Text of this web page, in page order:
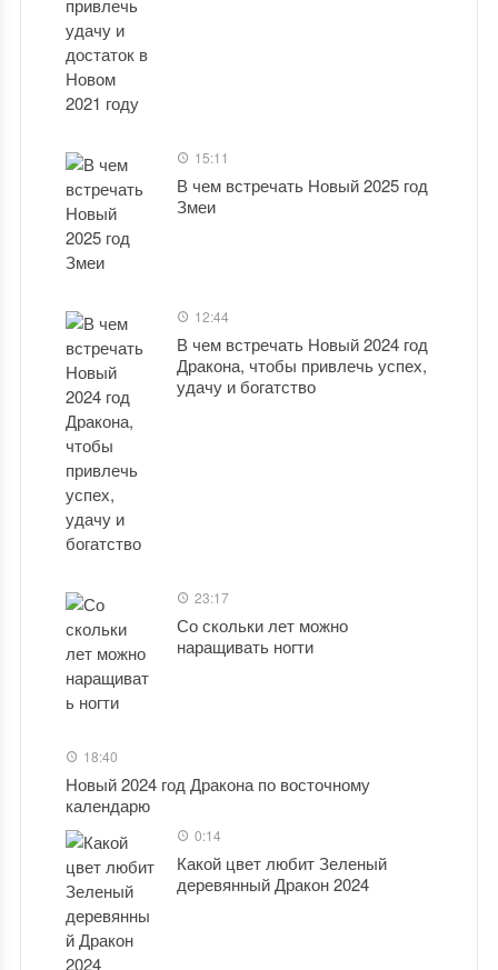
15:11
В чем встречать Новый 2025 год
Змеи
12:44
В чем встречать Новый 2024 год
Дракона, чтобы привлечь успех,
удачу и богатство
23:17
Со скольки лет можно
наращивать ногти
18:40
Новый 2024 год Дракона по восточному
календарю
0:14
Какой цвет любит Зеленый
деревянный Дракон 2024